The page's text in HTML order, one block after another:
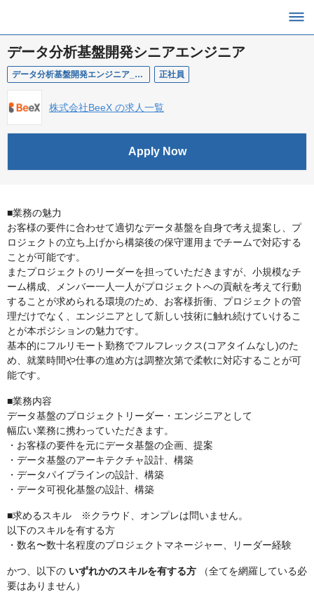
データ分析基盤開発シニアエンジニア
データ分析基盤開発エンジニア_シニア 正社員
株式会社BeeX の求人一覧
Apply Now
■業務の魅力
お客様の要件に合わせて適切なデータ基盤を自身で考え提案し、プ
ロジェクトの立ち上げから構築後の保守運用までチームで対応する
ことが可能です。
またプロジェクトのリーダーを担っていただきますが、小規模なチ
ーム構成、メンバー一人一人がプロジェクトへの貢献を考えて行動
することが求められる環境のため、お客様折衝、プロジェクトの管
理だけでなく、エンジニアとして新しい技術に触れ続けていけるこ
とが本ポジションの魅力です。
基本的にフルリモート勤務でフルフレックス(コアタイムなし)のた
め、就業時間や仕事の進め方は調整次第で柔軟に対応することが可
能です。
■業務内容
データ基盤のプロジェクトリーダー・エンジニアとして
幅広い業務に携わっていただきます。
・お客様の要件を元にデータ基盤の企画、提案
・データ基盤のアーキテクチャ設計、構築
・データパイプラインの設計、構築
・データ可視化基盤の設計、構築
■求めるスキル ※クラウド、オンプレは問いません。
以下のスキルを有する方
・数名〜数十名程度のプロジェクトマネージャー、リーダー経験
かつ、以下の いずれかのスキルを有する方 （全てを網羅している必
要はありません）